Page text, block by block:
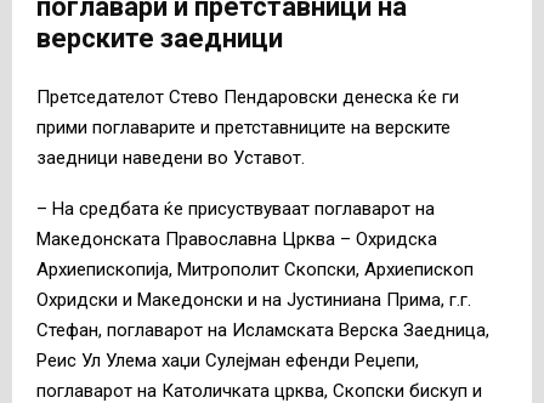
поглавари и претставници на
верските заедници
Претседателот Стево Пендаровски денеска ќе ги
прими поглаварите и претставниците на верските
заедници наведени во Уставот.
– На средбата ќе присуствуваат поглаварот на
Македонската Православна Црква – Охридска
Архиепископија, Митрополит Скопски, Архиепископ
Охридски и Македонски и на Јустиниана Прима, г.г.
Стефан, поглаварот на Исламската Верска Заедница,
Реис Ул Улема хаџи Сулејман ефенди Реџепи,
поглаварот на Католичката црква, Скопски бискуп и